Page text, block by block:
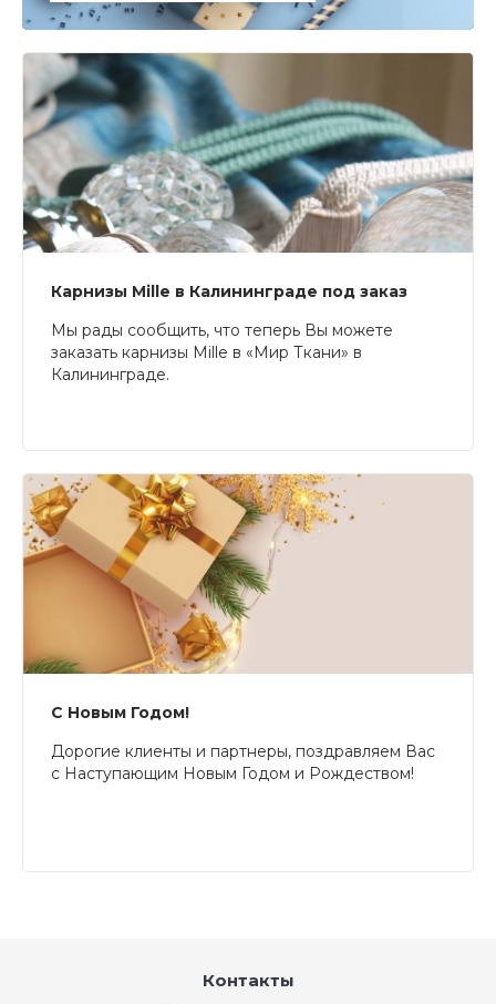
Карнизы Mille в Калининграде под заказ
Мы рады сообщить, что теперь Вы можете
заказать карнизы Mille в «Мир Ткани» в
Калининграде.
С Новым Годом!
Дорогие клиенты и партнеры, поздравляем Вас
с Наступающим Новым Годом и Рождеством!
Контакты